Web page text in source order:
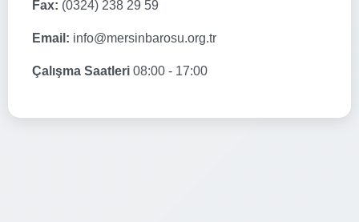
Fax: (0324) 238 29 59
Email: info@mersinbarosu.org.tr
Çalışma Saatleri 08:00 - 17:00